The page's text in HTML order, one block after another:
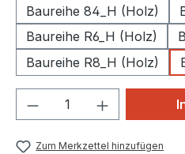
Baureihe 84_H (Holz)
Baureihe R6_H (Holz)
Baureihe R8_H (Holz)
Produkt Anzahl:
Zum Merkzettel hinzufügen